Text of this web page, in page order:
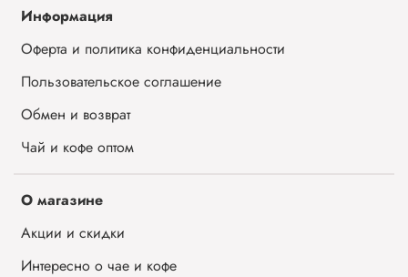
Информация
Оферта и политика конфиденциальности
Пользовательское соглашение
Обмен и возврат
Чай и кофе оптом
О магазине
Акции и скидки
Интересно о чае и кофе